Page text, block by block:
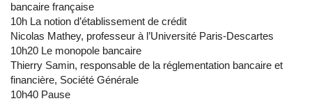
bancaire française
10h La notion d’établissement de crédit
Nicolas Mathey, professeur à l’Université Paris-Descartes
10h20 Le monopole bancaire
Thierry Samin, responsable de la réglementation bancaire et
financière, Société Générale
10h40 Pause